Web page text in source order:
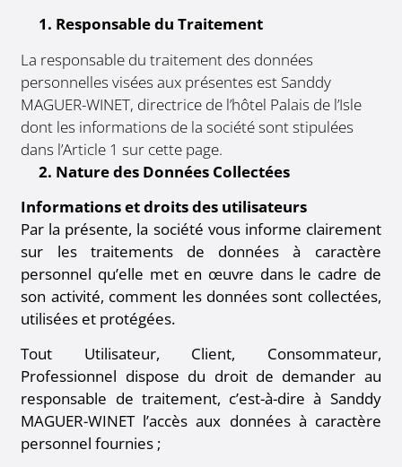
1. Responsable du Traitement
La responsable du traitement des données
personnelles visées aux présentes est Sanddy
MAGUER-WINET, directrice de l’hôtel Palais de l’Isle
dont les informations de la société sont stipulées
dans l’Article 1 sur cette page.
2. Nature des Données Collectées
Informations et droits des utilisateurs
Par la présente, la société vous informe clairement
sur les traitements de données à caractère
personnel qu’elle met en œuvre dans le cadre de
son activité, comment les données sont collectées,
utilisées et protégées.
Tout Utilisateur, Client, Consommateur,
Professionnel dispose du droit de demander au
responsable de traitement, c’est-à-dire à Sanddy
MAGUER-WINET l’accès aux données à caractère
personnel fournies ;